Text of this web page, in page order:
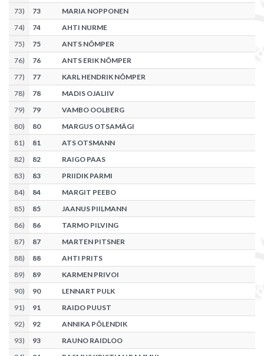
73) 73
MARIA NOPPONEN
74) 74
AHTI NURME
75) 75
ANTS NÕMPER
76) 76
ANTS ERIK NÕMPER
77) 77
KARL HENDRIK NÕMPER
78) 78
MADIS OJALIIV
79) 79
VAMBO OOLBERG
80) 80
MARGUS OTSAMÄGI
81) 81
ATS OTSMANN
82) 82
RAIGO PAAS
83) 83
PRIIDIK PARMI
84) 84
MARGIT PEEBO
85) 85
JAANUS PIILMANN
86) 86
TARMO PILVING
87) 87
MARTEN PITSNER
88) 88
AHTI PRITS
89) 89
KARMEN PRIVOI
90) 90
LENNART PULK
91) 91
RAIDO PUUST
92) 92
ANNIKA PÕLENDIK
93) 93
RAUNO RAIDLOO